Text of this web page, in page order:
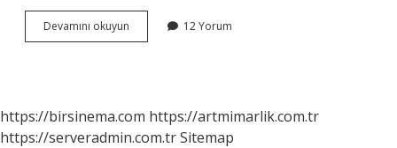
Devamını okuyun
Oyunlarında
12 Yorum
https://birsinema.com https://artmimarlik.com.tr
https://serveradmin.com.trSitemap